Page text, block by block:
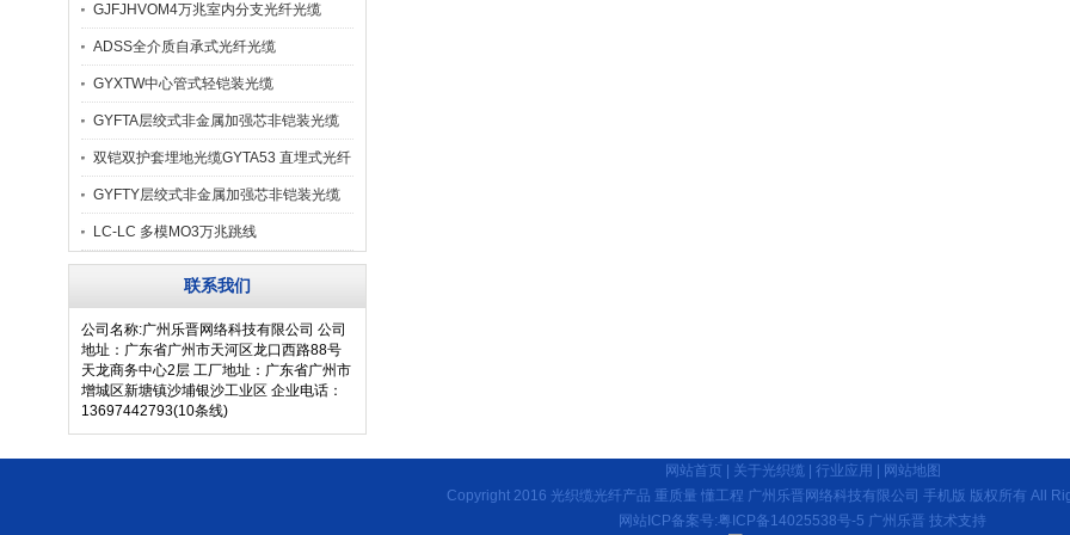
GJFJHVOM4万兆室内分支光纤光缆
ADSS全介质自承式光纤光缆
GYXTW中心管式轻铠装光缆
GYFTA层绞式非金属加强芯非铠装光缆
双铠双护套埋地光缆GYTA53 直埋式光纤
重铠
GYFTY层绞式非金属加强芯非铠装光缆
LC-LC 多模MO3万兆跳线
联系我们
公司名称:广州乐晋网络科技有限公司 公司
地址：广东省广州市天河区龙口西路88号
天龙商务中心2层 工厂地址：广东省广州市
增城区新塘镇沙埔银沙工业区 企业电话：
13697442793(10条线)
网站首页 关于光织缆| 行业应用
网站地图
Copyright 2016 光织缆光纤产品 重质量 懂工程 广州乐晋网络科技有限公司 手机版 版权所有 All
网站ICP备案号:粤ICP备14025538号-5 广州乐晋 技术支持